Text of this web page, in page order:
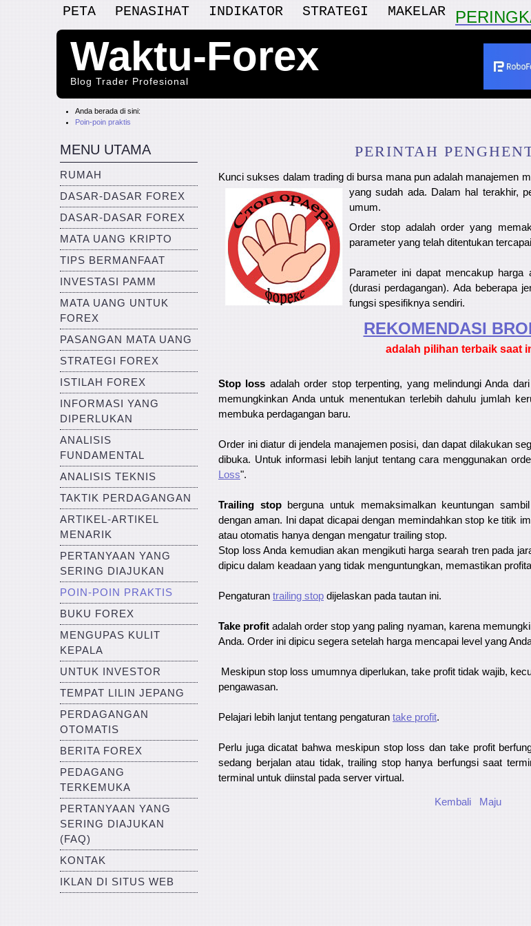
PETA PENASIHAT INDIKATOR STRATEGI MAKELAR
Waktu-Forex
Blog Trader Profesional
Anda berada di sini:
Poin-poin praktis
MENU UTAMA
RUMAH
DASAR-DASAR FOREX
DASAR-DASAR FOREX
MATA UANG KRIPTO
TIPS BERMANFAAT
INVESTASI PAMM
MATA UANG UNTUK
FOREX
PASANGAN MATA UANG
STRATEGI FOREX
ISTILAH FOREX
INFORMASI YANG
DIPERLUKAN
ANALISIS
FUNDAMENTAL
ANALISIS TEKNIS
TAKTIK PERDAGANGAN
ARTIKEL-ARTIKEL
MENARIK
PERTANYAAN YANG
SERING DIAJUKAN
POIN-POIN PRAKTIS
BUKU FOREX
MENGUPAS KULIT
KEPALA
UNTUK INVESTOR
TEMPAT LILIN JEPANG
PERDAGANGAN
OTOMATIS
BERITA FOREX
PEDAGANG
TERKEMUKA
PERTANYAAN YANG
SERING DIAJUKAN
(FAQ)
KONTAK
IKLAN DI SITUS WEB
PERINTAH
Kunci sukses dalam trading di bursa mana pun adalah manajemen
yang sudah ada. Dalam hal terakhir,
umum.
Order stop adalah order yang
parameter yang telah ditentukan
Parameter ini dapat mencakup harga
(durasi perdagangan). Ada beberapa
fungsi spesifiknya sendiri.
REKOMENDASI
adalah pilihan terbaik saat
Stop loss adalah order stop terpenting, yang melindungi Anda
memungkinkan Anda untuk menentukan terlebih dahulu jumlah
membuka perdagangan baru.
Order ini diatur di jendela manajemen posisi, dan dapat dilakukan
dibuka. Untuk informasi lebih lanjut tentang cara menggunakan
Loss".
Trailing stopberguna untuk memaksimalkan keuntungan
dengan aman. Ini dapat dicapai dengan memindahkan stop ke titik
atau otomatis hanya dengan mengatur trailing stop.
Stop loss Anda kemudian akan mengikuti harga searah tren pada
dipicu dalam keadaan yang tidak menguntungkan, memastikan
Pengaturan trailing stop dijelaskan pada tautan ini.
Take profit adalah order stop yang paling nyaman, karena
Anda. Order ini dipicu segera setelah harga mencapai level yang
Meskipun stop loss umumnya diperlukan, take profit tidak wajib,
pengawasan.
Pelajari lebih lanjut tentang pengaturan take profit.
Perlu juga dicatat bahwa meskipun stop loss dan take profit
sedang berjalan atau tidak, trailing stop hanya berfungsi saat
terminal untuk diinstal pada server virtual.
Kembali Maju